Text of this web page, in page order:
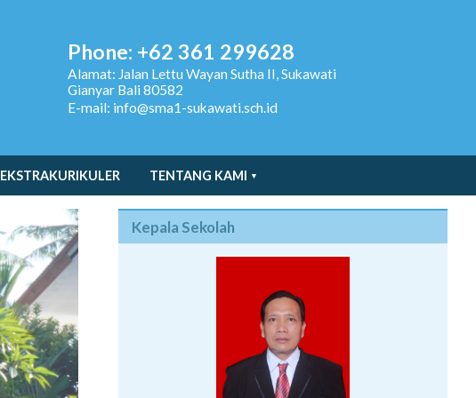
Phone: +62 361 299628
Alamat: Jalan Lettu Wayan Sutha II, Sukawati
Gianyar Bali 80582
E-mail: info@sma1-sukawati.sch.id
EKSTRAKURIKULER TENTANG KAMI
Kepala Sekolah